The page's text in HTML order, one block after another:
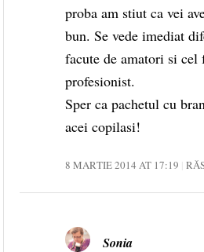
proba am stiut ca vei
bun. Se vede imediat
facute de amatori si cel
profesionist.
Sper ca pachetul cu
acei copilasi!
8 MARTIE 2014 AT 17:19
Sonia